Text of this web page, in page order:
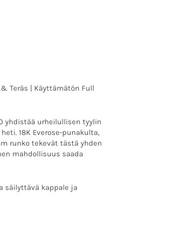
& Teräs | Käyttämätön Full
yhdistää urheilullisen tyylin
18K Everose-punakulta,
runko tekevät tästä yhden
mahdollisuus saada
säilyttävä kappale ja